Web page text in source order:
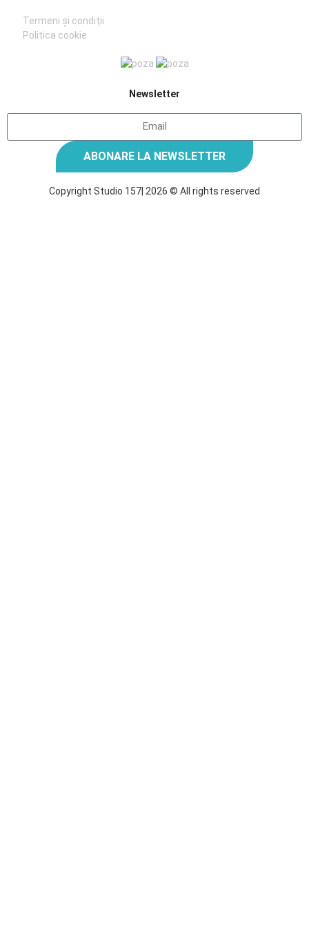
Termeni și condiții
Politica cookie
Newsletter
ABONARE LA NEWSLETTER
Copyright Studio 157| 2026 © All rights reserved